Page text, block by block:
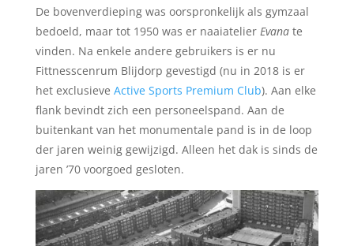
De bovenverdieping was oorspronkelijk als gymzaal
bedoeld, maar tot 1950 was er naaiatelier Evana te
vinden. Na enkele andere gebruikers is er nu
Fittnesscenrum Blijdorp gevestigd (nu in 2018 is er
het exclusieve Active Sports Premium Club). Aan elke
flank bevindt zich een personeelspand. Aan de
buitenkant van het monumentale pand is in de loop
der jaren weinig gewijzigd. Alleen het dak is sinds de
jaren ’70 voorgoed gesloten.